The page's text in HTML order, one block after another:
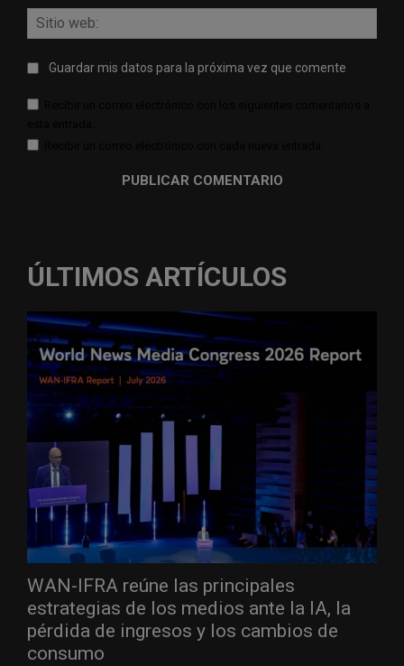
Guardar mis datos para la próxima vez que comente
ÚLTIMOS ARTÍCULOS
WAN-IFRA reúne las principales
estrategias de los medios ante la IA, la
pérdida de ingresos y los cambios de
consumo